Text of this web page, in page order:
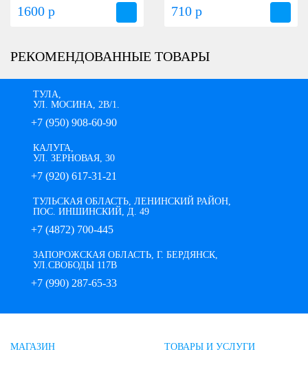
1600 р 710 р
РЕКОМЕНДОВАННЫЕ ТОВАРЫ
ТУЛА,
УЛ. МОСИНА, 2В/1.
+7 (950) 908-60-90
КАЛУГА,
УЛ. ЗЕРНОВАЯ, 30
+7 (920) 617-31-21
ТУЛЬСКАЯ ОБЛАСТЬ, ЛЕНИНСКИЙ РАЙОН,
ПОС. ИНШИНСКИЙ, Д. 49
+7 (4872) 700-445
ЗАПОРОЖСКАЯ ОБЛАСТЬ, Г. БЕРДЯНСК,
УЛ.СВОБОДЫ 117В
+7 (990) 287-65-33
МАГАЗИН ТОВАРЫ И УСЛУГИ